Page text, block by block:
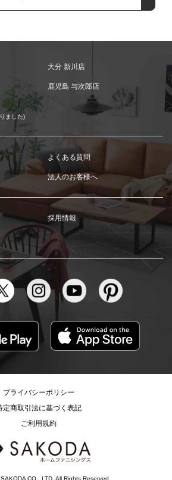
大分 新川店
鹿児島 与次郎店
ました)
よくある質問
法人のお客様へ
採用情報
プライバシーポリシー
定商取引法に基づく表記
ご利用規約
CO., LTD. All Rights Reserved.